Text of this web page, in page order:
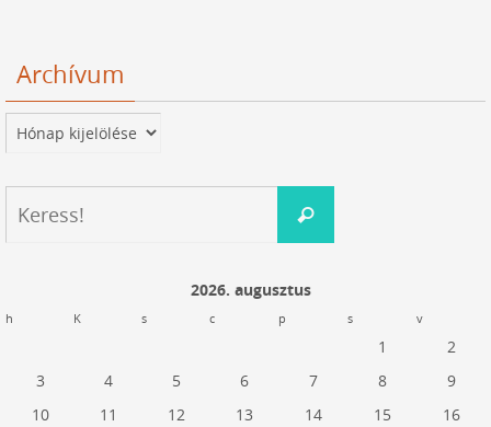
Archívum
Archívum
Keress!
2026. augusztus
h K s c p s v
1
2
3
4 5 6 7 8
9
10
11 12 13 14 15
16